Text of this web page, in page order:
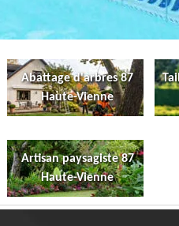
Abattage d'arbres 87
Haute-Vienne
Artisan paysagiste 87
Haute-Vienne